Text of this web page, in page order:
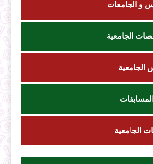
و الجامعات
الجامعية
الجامعية
الجامعية